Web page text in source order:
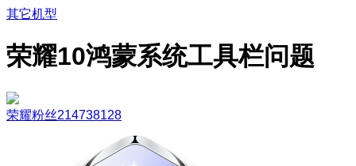
其它机型
荣耀10鸿蒙系统工具栏问题
荣耀粉丝214738128